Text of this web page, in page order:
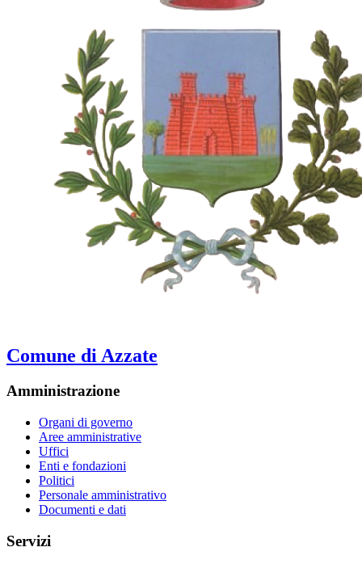
Comune di Azzate
Amministrazione
Organi di governo
Aree amministrative
Uffici
Enti e fondazioni
Politici
Personale amministrativo
Documenti e dati
Servizi